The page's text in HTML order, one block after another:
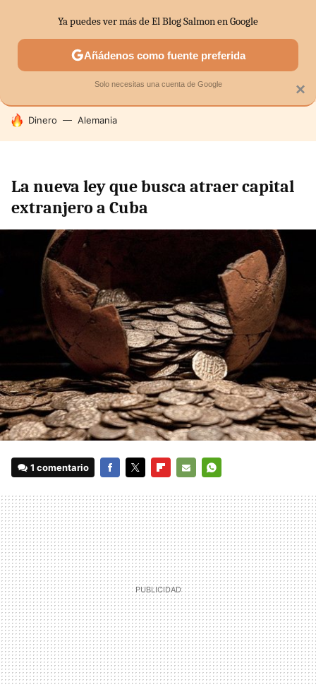
SECTORES ECONOMÍA DOMÉSTICA MERCADOS
HOY SE HABLA DE
Dinero Alemania
La nueva ley que busca atraer capital
extranjero a Cuba
1 comentario
MAIL
×
Ya puedes ver más de El Blog Salmon en Google
Añádenos como fuente preferida
Solo necesitas una cuenta de Google